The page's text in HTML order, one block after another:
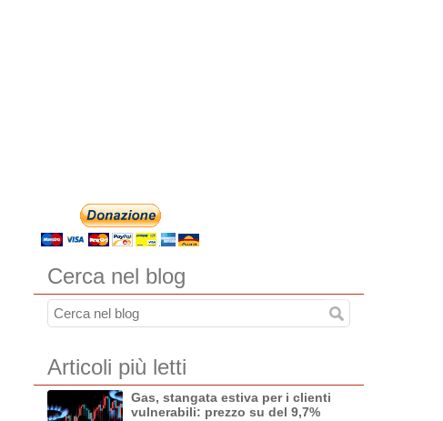
Cerca nel blog
Articoli più letti
Gas, stangata estiva per i clienti
vulnerabili: prezzo su del 9,7%